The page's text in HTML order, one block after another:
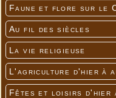
Faune et flore sur le
Au fil des siècles
La vie religieuse
L'agriculture d'hier à
Fêtes et loisirs d'hier
nom de Stéphanie
coupable à l'époque.
Avant de disparaître à son